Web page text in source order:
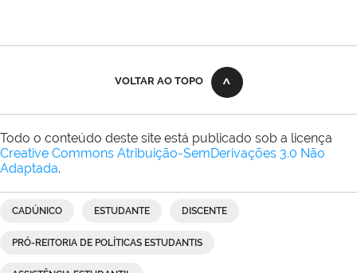
VOLTAR AO TOPO
Todo o conteúdo deste site está publicado sob a licença
Creative Commons Atribuição-SemDerivações 3.0 Não
Adaptada.
CADÚNICO ESTUDANTE DISCENTE
PRÓ-REITORIA DE POLÍTICAS ESTUDANTIS